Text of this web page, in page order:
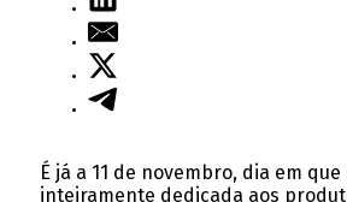
É já a 11 de novembro, dia em
inteiramente dedicada aos